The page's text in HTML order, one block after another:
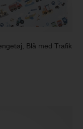
Blå med Trafik